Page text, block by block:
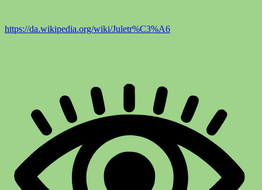
https://da.wikipedia.org/wiki/Juletr%C3%A6